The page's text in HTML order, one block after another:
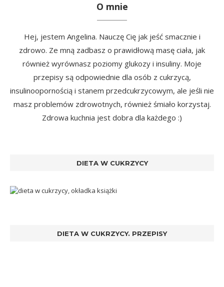
O mnie
Hej, jestem Angelina. Nauczę Cię jak jeść smacznie i
zdrowo. Ze mną zadbasz o prawidłową masę ciała, jak
również wyrównasz poziomy glukozy i insuliny. Moje
przepisy są odpowiednie dla osób z cukrzycą,
insulinoopornością i stanem przedcukrzycowym, ale jeśli nie
masz problemów zdrowotnych, również śmiało korzystaj.
Zdrowa kuchnia jest dobra dla każdego :)
DIETA W CUKRZYCY
DIETA W CUKRZYCY. PRZEPISY